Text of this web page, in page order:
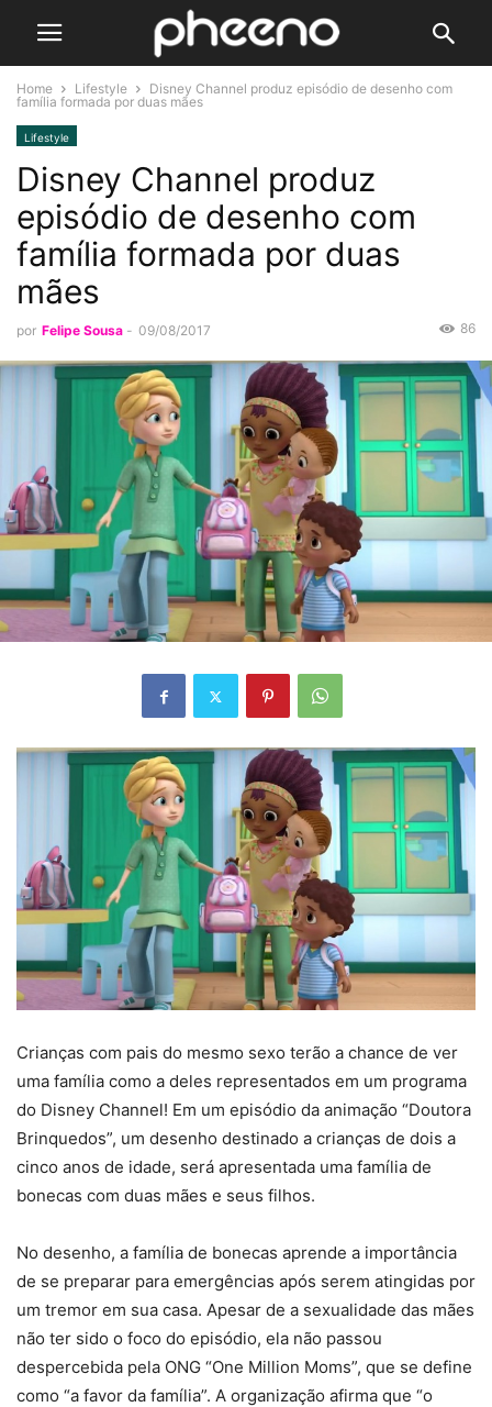
Home Lifestyle
Disney Channel produz episódio de desenho com
família formada por duas mães
Lifestyle
Disney Channel produz
episódio de desenho com
família formada por duas
mães
por Felipe Sousa - 09/08/2017 86
Crianças com pais do mesmo sexo terão a chance de ver
uma família como a deles representados em um programa
do Disney Channel! Em um episódio da animação “Doutora
Brinquedos”, um desenho destinado a crianças de dois a
cinco anos de idade, será apresentada uma família de
bonecas com duas mães e seus filhos.
No desenho, a família de bonecas aprende a importância
de se preparar para emergências após serem atingidas por
um tremor em sua casa. Apesar de a sexualidade das mães
não ter sido o foco do episódio, ela não passou
despercebida pela ONG “One Million Moms”, que se define
como “a favor da família”. A organização afirma que “o